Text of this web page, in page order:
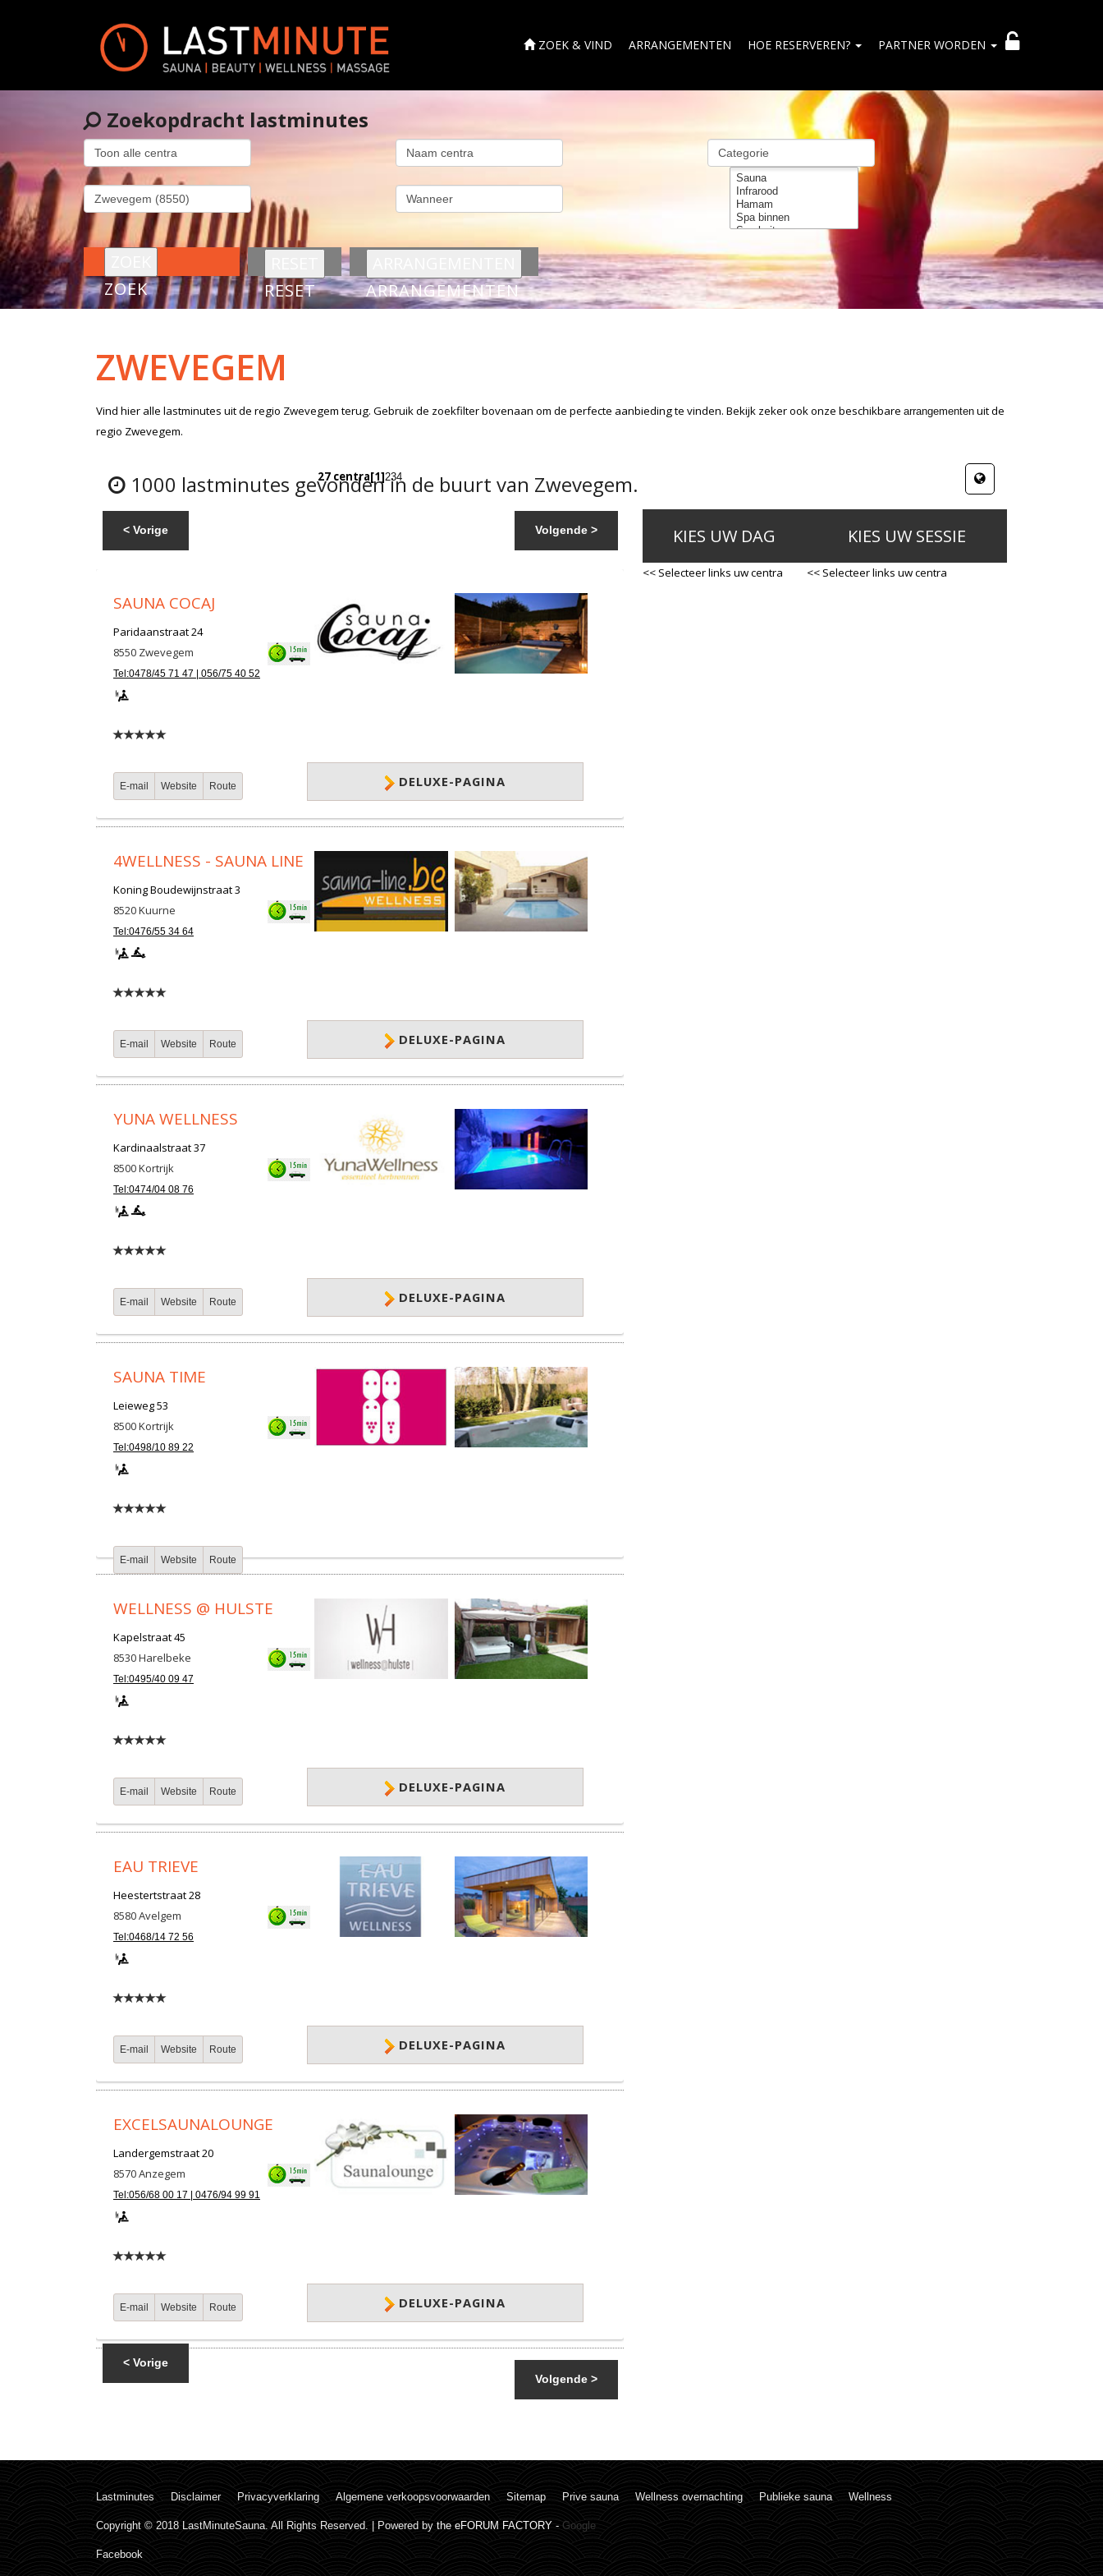
ZOEK & VIND ARRANGEMENTEN HOE RESERVEREN? PARTNER WORDEN
Zoekopdracht lastminutes
ZOEK RESET ARRANGEMENTEN
ZWEVEGEM
Vind hier alle lastminutes uit de regio Zwevegemterug. Gebruik de zoekfilter bovenaan om de perfecte aanbieding te vinden. Bekijk zeker ook onze beschikbare arrangementen uit de
regio Zwevegem.
1000 lastminutes gevonden in de buurt van Zwevegem.
< Vorige Volgende >
27 centra[1]234
SAUNA COCAJ
Paridaanstraat 24
8550 Zwevegem
Tel:0478/45 71 47 | 056/75 40 52
E-mail Website Route DELUXE-PAGINA
4WELLNESS - SAUNA LINE
Koning Boudewijnstraat 3
8520Kuurne
Tel:0476/55 34 64
E-mail Website Route DELUXE-PAGINA
YUNA WELLNESS
Kardinaalstraat 37
8500Kortrijk
Tel:0474/04 08 76
E-mail Website Route DELUXE-PAGINA
SAUNA TIME
Leieweg 53
8500Kortrijk
Tel:0498/10 89 22
E-mail Website Route
WELLNESS @ HULSTE
Kapelstraat 45
8530Harelbeke
Tel:0495/40 09 47
E-mail Website Route DELUXE-PAGINA
EAU TRIEVE
Heestertstraat 28
8580Avelgem
Tel:0468/14 72 56
E-mail Website Route DELUXE-PAGINA
EXCELSAUNALOUNGE
Landergemstraat 20
8570Anzegem
Tel:056/68 00 17 | 0476/94 99 91
E-mail Website Route DELUXE-PAGINA
< Vorige
Volgende >
KIES UW DAG
<< Selecteer links uw centra
KIES UW SESSIE
<< Selecteer links uw centra
Lastminutes Disclaimer Privacyverklaring Algemene verkoopsvoorwaarden Sitemap Prive sauna Wellness overnachting Publieke sauna Wellness
Copyright © 2018 LastMinuteSauna. All Rights Reserved. | Powered by the eFORUM FACTORY - Google
Facebook